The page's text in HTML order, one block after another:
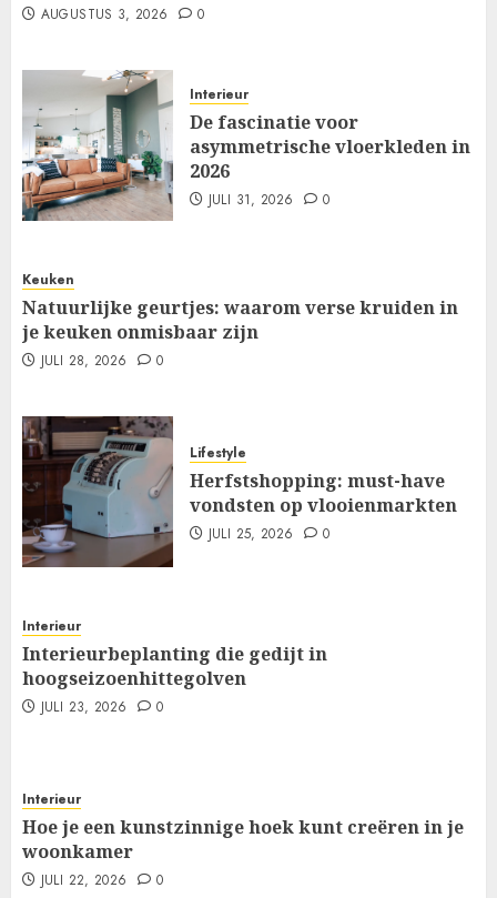
AUGUSTUS 3, 2026 0
Interieur
De fascinatie voor
asymmetrische vloerkleden in
2026
JULI 31, 2026 0
Keuken
Natuurlijke geurtjes: waarom verse kruiden in
je keuken onmisbaar zijn
JULI 28, 2026 0
Lifestyle
Herfstshopping: must-have
vondsten op vlooienmarkten
JULI 25, 2026 0
Interieur
Interieurbeplanting die gedijt in
hoogseizoenhittegolven
JULI 23, 2026 0
Interieur
Hoe je een kunstzinnige hoek kunt creëren in je
woonkamer
JULI 22, 2026 0